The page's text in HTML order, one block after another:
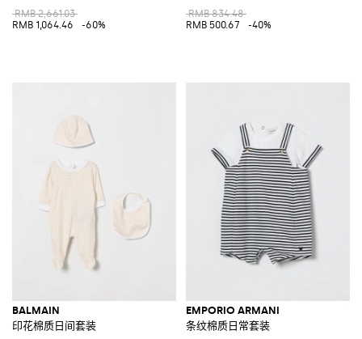
RMB 2,661.03
RMB 1,064.46
-60%
RMB 834.48
RMB 500.67
-40%
BALMAIN
印花棉质日间套装
EMPORIO ARMANI
条纹棉质日常套装